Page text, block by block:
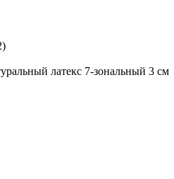
латекс 7-зональный 3 см